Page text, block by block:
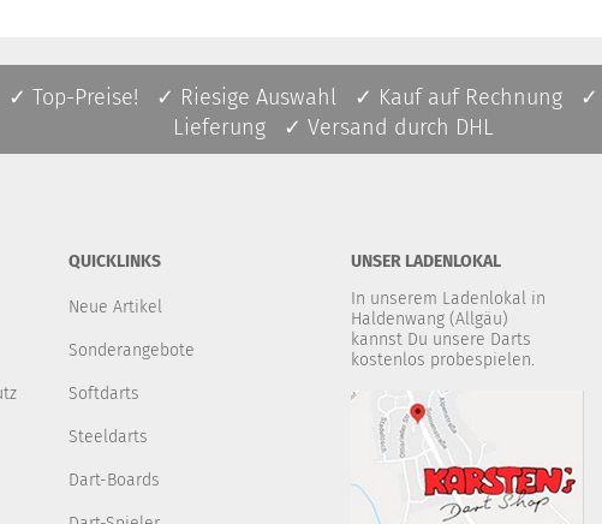
✓ Top-Preise! ✓ Riesige Auswahl ✓ Kauf auf Rechnung
Lieferung ✓ Versand durch DHL
QUICKLINKS
Neue Artikel
Sonderangebote
Softdarts
Steeldarts
Dart-Boards
UNSER LADENLOKAL
In unserem Ladenlokal in
Haldenwang (Allgäu)
kannst Du unsere Darts
kostenlos probespielen.